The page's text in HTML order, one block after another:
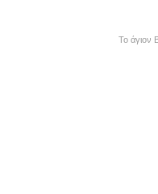
Το άγιον